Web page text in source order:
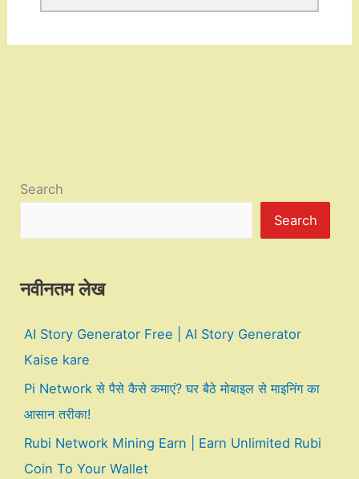
Search
Search
नवीनतम लेख
AI Story Generator Free | AI Story Generator
Kaise kare
Pi Network से पैसे कैसे कमाएं? घर बैठे मोबाइल से माइनिंग का
आसान तरीका!
Rubi Network Mining Earn | Earn Unlimited Rubi
Coin To Your Wallet